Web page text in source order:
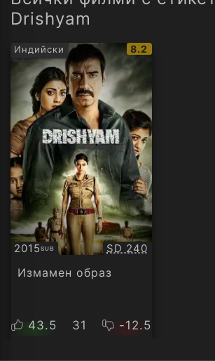
Drishyam
Индийски
IMDb
8.2
2015SUB
Субтитри Качество:
SD 240
Измамен образ
43.5 31 -12.5